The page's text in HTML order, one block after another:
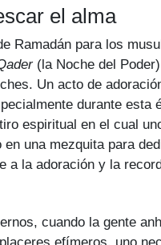
el alma
Ramadán para los
(la Noche del
Un acto de
durante esta
espiritual en el cual
una mezquita para
a la adoración y la
cuando la gente